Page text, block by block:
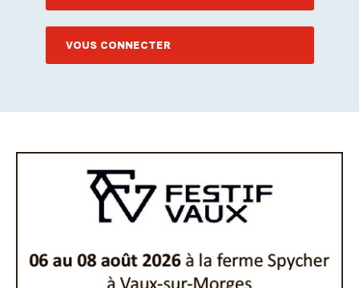
VOUS CONNECTER